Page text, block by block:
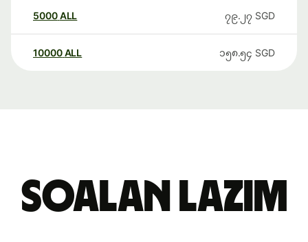
5000ALL ၇၉.၂၇ SGD
10000 ALL ၁၅၈.၅၄ SGD
Soalan Lazim